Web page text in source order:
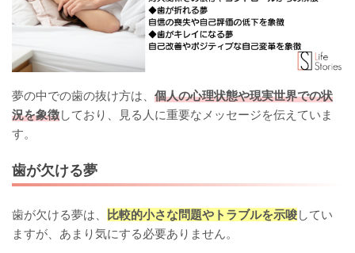
夢の中での歯の抜け方は、 個人の心理状態や現実世界での状
況を象徴しており、見る人に重要なメッセージを伝えていま
す。
歯が欠ける夢
歯が欠ける夢は、 比較的小さな問題やトラブルを示唆してい
ますが、あまり気にする必要ありません。